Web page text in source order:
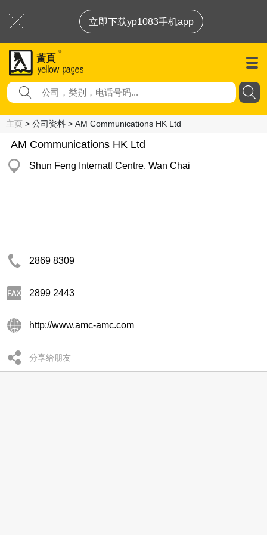
立即下载yp1083手机app
主页 > 公司资料 > AM Communications HK Ltd
AM Communications HK Ltd
Shun Feng Internatl Centre, Wan Chai
2869 8309
2899 2443
http://www.amc-amc.com
分享给朋友